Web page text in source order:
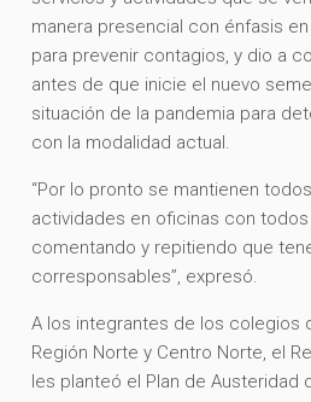
manera presencial con énfasis
para prevenir contagios, y dio a
antes de que inicie el nuevo
situación de la pandemia para
con la modalidad actual.
“Por lo pronto se mantienen
actividades en oficinas con
comentando y repitiendo que
corresponsables”, expresó.
A los integrantes de los colegios
Región Norte y Centro Norte, el
les planteó el Plan de Austeridad